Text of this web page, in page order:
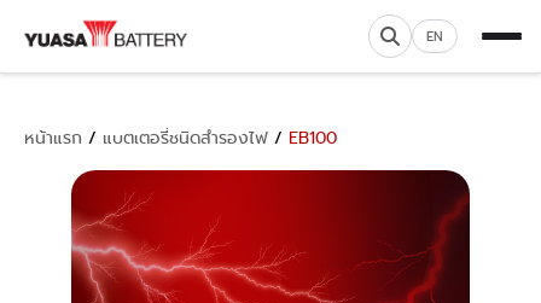
EN
หน้าแรก / แบตเตอรี่ชนิดสำรองไฟ / EB100